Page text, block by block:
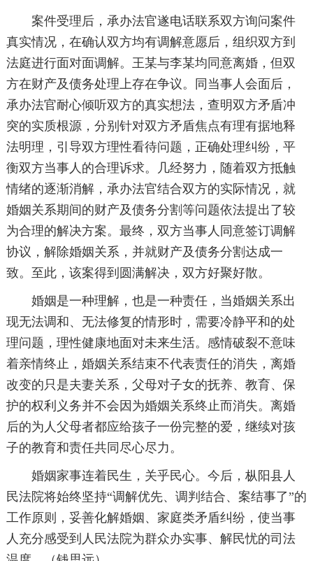
案件受理后，承办法官遂电话联系双方询问案件
真实情况，在确认双方均有调解意愿后，组织双方到
法庭进行面对面调解。王某与李某均同意离婚，但双
方在财产及债务处理上存在争议。同当事人会面后，
承办法官耐心倾听双方的真实想法，查明双方矛盾冲
突的实质根源，分别针对双方矛盾焦点有理有据地释
法明理，引导双方理性看待问题，正确处理纠纷，平
衡双方当事人的合理诉求。几经努力，随着双方抵触
情绪的逐渐消解，承办法官结合双方的实际情况，就
婚姻关系期间的财产及债务分割等问题依法提出了较
为合理的解决方案。最终，双方当事人同意签订调解
协议，解除婚姻关系，并就财产及债务分割达成一
致。至此，该案得到圆满解决，双方好聚好散。
婚姻是一种理解，也是一种责任，当婚姻关系出
现无法调和、无法修复的情形时，需要冷静平和的处
理问题，理性健康地面对未来生活。感情破裂不意味
着亲情终止，婚姻关系结束不代表责任的消失，离婚
改变的只是夫妻关系，父母对子女的抚养、教育、保
护的权利义务并不会因为婚姻关系终止而消失。离婚
后的为人父母者都应给孩子一份完整的爱，继续对孩
子的教育和责任共同尽心尽力。
婚姻家事连着民生，关乎民心。今后，枞阳县人
民法院将始终坚持“调解优先、调判结合、案结事了”的
工作原则，妥善化解婚姻、家庭类矛盾纠纷，使当事
人充分感受到人民法院为群众办实事、解民忧的司法